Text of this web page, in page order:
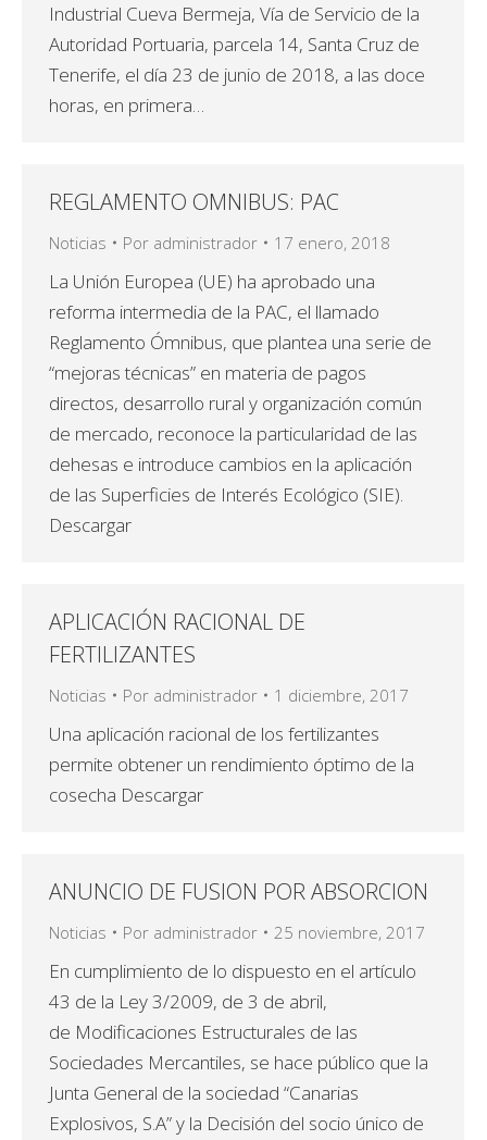
Industrial Cueva Bermeja, Vía de Servicio de la
Autoridad Portuaria, parcela 14, Santa Cruz de
Tenerife, el día 23 de junio de 2018, a las doce
horas, en primera…
REGLAMENTO OMNIBUS: PAC
Noticias Por administrador 17 enero, 2018
La Unión Europea (UE) ha aprobado una
reforma intermedia de la PAC, el llamado
Reglamento Ómnibus, que plantea una serie de
“mejoras técnicas” en materia de pagos
directos, desarrollo rural y organización común
de mercado, reconoce la particularidad de las
dehesas e introduce cambios en la aplicación
de las Superficies de Interés Ecológico (SIE).
Descargar
APLICACIÓN RACIONAL DE
FERTILIZANTES
Noticias Por administrador 1 diciembre, 2017
Una aplicación racional de los fertilizantes
permite obtener un rendimiento óptimo de la
cosecha Descargar
ANUNCIO DE FUSION POR ABSORCION
Noticias Por administrador 25 noviembre, 2017
En cumplimiento de lo dispuesto en el artículo
43 de la Ley 3/2009, de 3 de abril,
de Modificaciones Estructurales de las
Sociedades Mercantiles, se hace público que la
Junta General de la sociedad “Canarias
Explosivos, S.A” y la Decisión del socio único de